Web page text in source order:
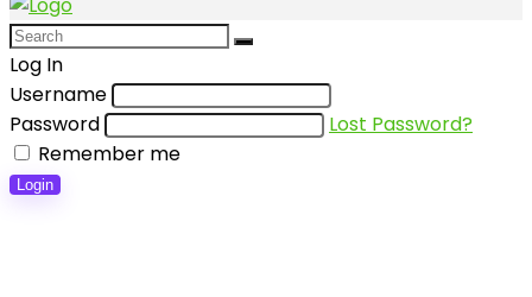
Log In
Username
Password
Lost Password?
Remember me
Login